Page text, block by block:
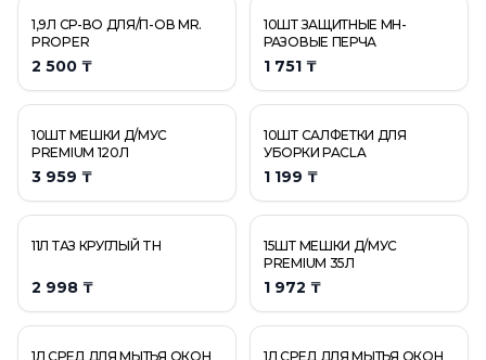
1,9Л СР-ВО ДЛЯ/П-ОВ MR.
PROPER
2 500 ₸
10ШТ ЗАЩИТНЫЕ МН-
РАЗОВЫЕ ПЕРЧА
1 751 ₸
10ШТ МЕШКИ Д/МУС
PREMIUM 120Л
3 959 ₸
10ШТ САЛФЕТКИ ДЛЯ
УБОРКИ PACLA
1 199 ₸
11Л ТАЗ КРУГЛЫЙ TH
2 998 ₸
15ШТ МЕШКИ Д/МУС
PREMIUM 35Л
1 972 ₸
1Л СРЕД ДЛЯ МЫТЬЯ ОКОН
1Л СРЕД ДЛЯ МЫТЬЯ ОКОН